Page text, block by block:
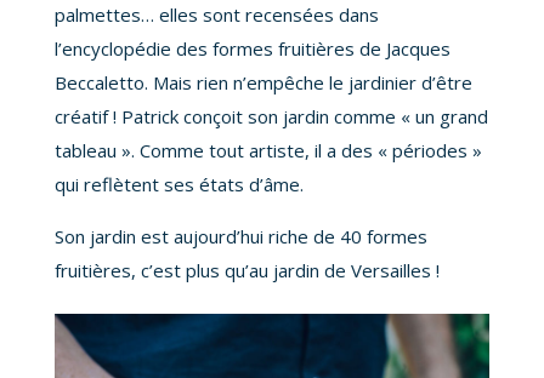
palmettes… elles sont recensées dans
l’encyclopédie des formes fruitières de Jacques
Beccaletto. Mais rien n’empêche le jardinier d’être
créatif ! Patrick conçoit son jardin comme « un grand
tableau ». Comme tout artiste, il a des « périodes »
qui reflètent ses états d’âme.
Son jardin est aujourd’hui riche de 40 formes
fruitières, c’est plus qu’au jardin de Versailles !